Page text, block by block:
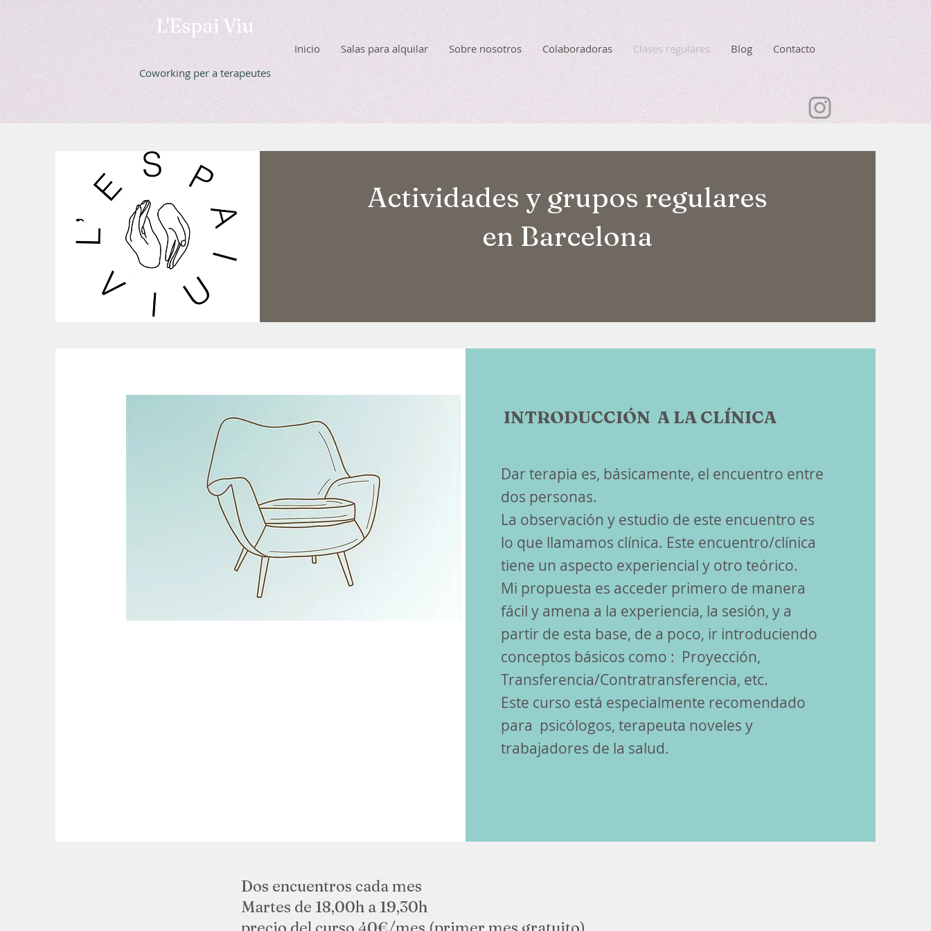
L'Espai Viu
Coworking per a terapeutes
Inicio Salas para alquilar Sobre nosotros Colaboradoras Clases regulares Blog Contacto
Actividades y grupos regulares
en Barcelona
INTRODUCCIÓN A LA CLÍNICA
Dar terapia es, básicamente, el encuentro entre
dos personas.
La observación y estudio de este encuentro es
lo que llamamos clínica. Este encuentro/clínica
tiene un aspecto experiencial y otro teórico.
Mi propuesta es acceder primero de manera
fácil y amena a la experiencia, la sesión, y a
partir de esta base, de a poco, ir introduciendo
conceptos básicos como : Proyección,
Transferencia/Contratransferencia, etc.
Este curso está especialmente recomendado
para psicólogos, terapeuta noveles y
trabajadores de la salud.
Dos encuentros cada mes
Martes de 18,00h a 19,30h